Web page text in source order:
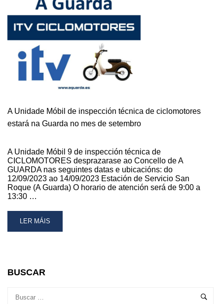
CICLOMOTORES
ESTARÁ
NA
MES
DE
XANEIRO
A Unidade Móbil de inspección técnica de ciclomotores
estará na Guarda no mes de setembro
A Unidade Móbil 9 de inspección técnica de
CICLOMOTORES desprazarase ao Concello de A
GUARDA nas seguintes datas e ubicacións: do
12/09/2023 ao 14/09/2023 Estación de Servicio San
Roque (A Guarda) O horario de atención será de 9:00 a
13:30 …
READ
MORE
MÓBIL
TÉCNICA
LER MÁIS
BUSCAR